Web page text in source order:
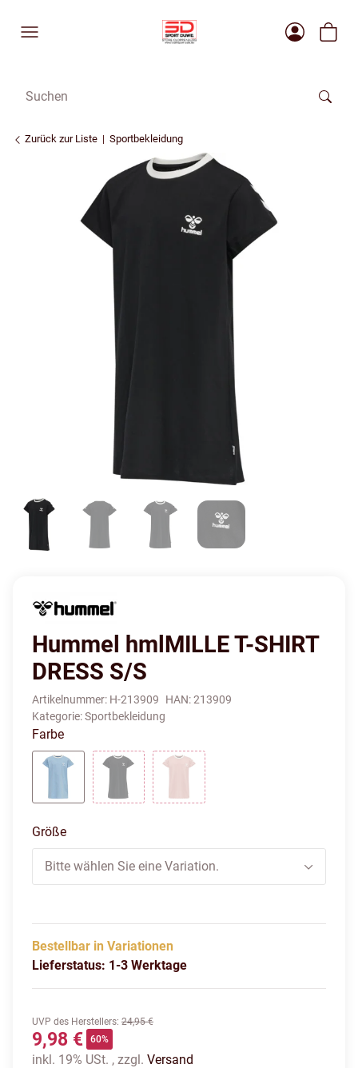
Zurück zur Liste Sportbekleidung
Hummel hmlMILLE T-SHIRT
DRESS S/S
Artikelnummer: H-213909 HAN:213909
Kategorie:Sportbekleidung
Farbe
Größe
Bitte wählen Sie eine Variation.
Bestellbar in Variationen
Lieferstatus: 1-3 Werktage
UVP des Herstellers: 24,95 €
9,98 € 60%
inkl. 19% USt. , zzgl. Versand